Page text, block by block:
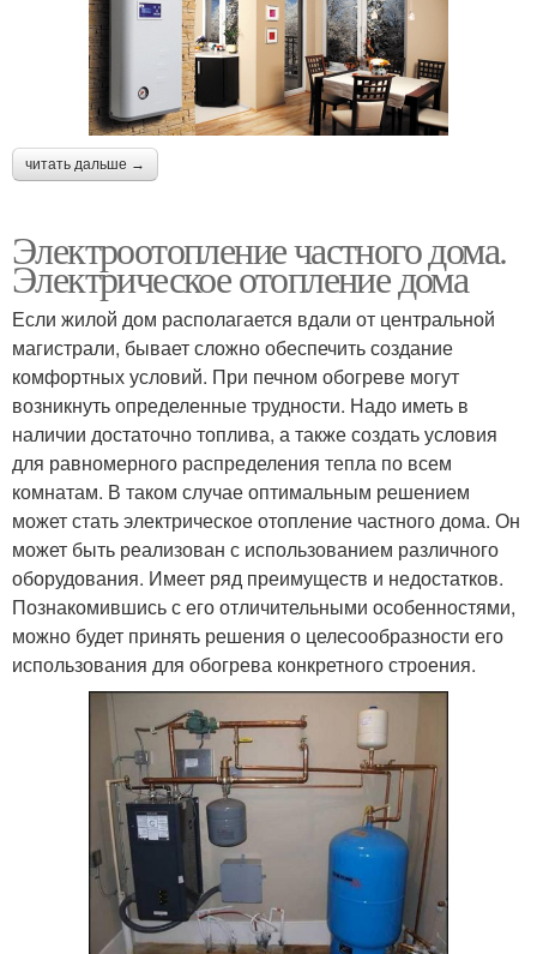
читать дальше →
Электроотопление частного дома.
Электрическое отопление дома
Если жилой дом располагается вдали от центральной
магистрали, бывает сложно обеспечить создание
комфортных условий. При печном обогреве могут
возникнуть определенные трудности. Надо иметь в
наличии достаточно топлива, а также создать условия
для равномерного распределения тепла по всем
комнатам. В таком случае оптимальным решением
может стать электрическое отопление частного дома. Он
может быть реализован с использованием различного
оборудования. Имеет ряд преимуществ и недостатков.
Познакомившись с его отличительными особенностями,
можно будет принять решения о целесообразности его
использования для обогрева конкретного строения.